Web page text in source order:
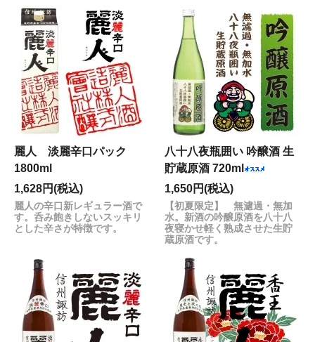
麗人 淡麗辛口パック
1800ml
1,628円(税込)
麗人の辛口新レギュラー酒で
す。呑み飽きしないスッキリ
とした辛さが特徴です。
八十八夜瓶囲い 吟醸酒 生
貯蔵原酒 720ml
1,650円(税込)
【初夏限定】 無濾過・無加
水。新酒の吟醸原酒を八十八
夜寝かせ軽く熟成させた生貯
蔵原酒です。